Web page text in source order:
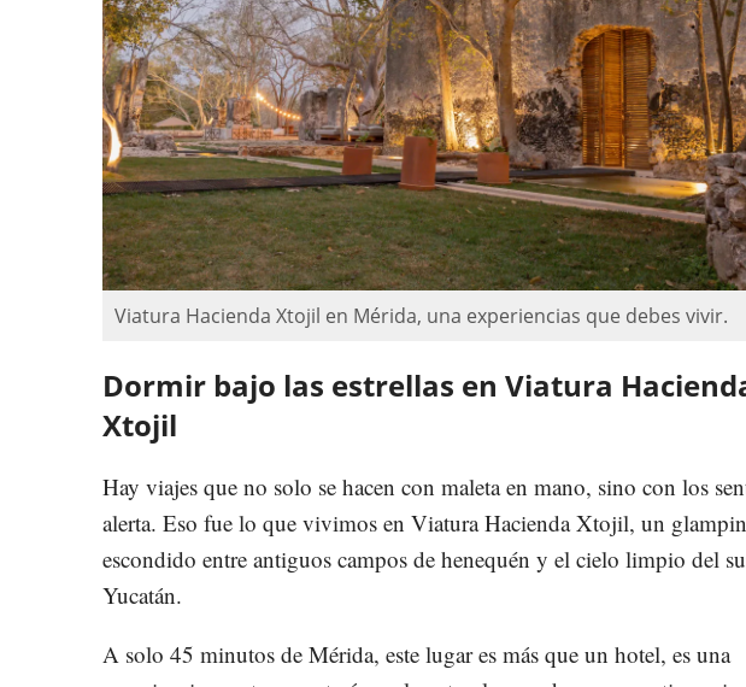
Viatura Hacienda Xtojil en Mérida, una experiencias que debes vivir.
Dormir bajo las estrellas en Viatura
Xtojil
Hay viajes que no solo se hacen con maleta en mano, sino con los
alerta. Eso fue lo que vivimos en Viatura Hacienda Xtojil, un
escondido entre antiguos campos de henequén y el cielo limpio del
Yucatán.
A solo 45 minutos de Mérida, este lugar es más que un hotel, es una